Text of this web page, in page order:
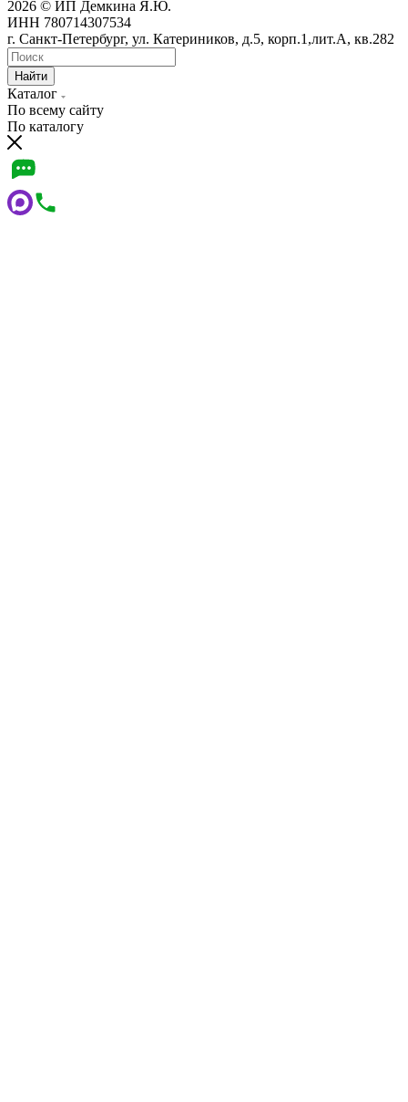
2026 © ИП Демкина Я.Ю.
ИНН 780714307534
г. Санкт-Петербург, ул. Катериников, д.5, корп.1,лит.А, кв.282
Найти
Каталог
По всему сайту
По каталогу